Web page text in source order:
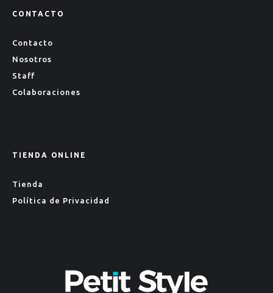
CONTACTO
Contacto
Nosotros
Staff
Colaboraciones
TIENDA ONLINE
Tienda
Política de Privacidad